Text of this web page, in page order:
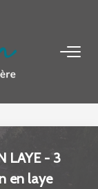
LAYE - 3
en laye